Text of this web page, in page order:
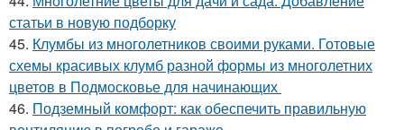
статьи в новую подборку
45. Клумбы из многолетников своими руками. Готовые
схемы красивых клумб разной формы из многолетних
цветов в Подмосковье для начинающих
46. Подземный комфорт: как обеспечить правильную